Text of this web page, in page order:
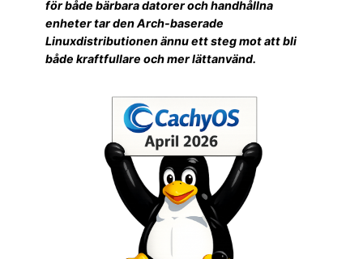
för både bärbara datorer och handhållna
enheter tar den Arch-baserade
Linuxdistributionen ännu ett steg mot att bli
både kraftfullare och mer lättanvänd.